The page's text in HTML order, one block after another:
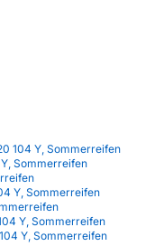
104 Y, Sommerreifen
Sommerreifen
Y, Sommerreifen
Y, Sommerreifen
Y, Sommerreifen